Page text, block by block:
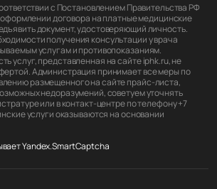
с Постановлением Правительства РФ
оформлении договора на платные медицинские
документ, удостоверяющий личность.
получения консультации у врача
услугам и противопоказаниям.
услуг, представленная на сайте iphk.ru, не
Администрация принимает все меры по
размещенного на сайте прайс-листа,
недоразумений, советуем уточнять
или в контакт-центре по телефону +7
услуги оказываются на основании
Yandex.SmartCaptcha